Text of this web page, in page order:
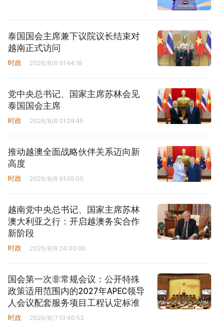
泰国国会主席兼下议院议长结束对
越南正式访问
时政 2026/8/8 01:44:18
党中央总书记、国家主席苏林会见
泰国国会主席
时政 2026/8/8 01:29:45
推动越澳全面战略伙伴关系迈向新
高度
时政 2026/8/8 01:00:00
越南党中央总书记、国家主席苏林
澳大利亚之行：开启越澳务实合作
新阶段
时政 2026/8/8 24:00:00
国会第一次非常规会议：公开特殊
政策适用范围内的2027年APEC领导
人会议配套服务项目工程认定标准
时政 2026/8/7 13:40:52